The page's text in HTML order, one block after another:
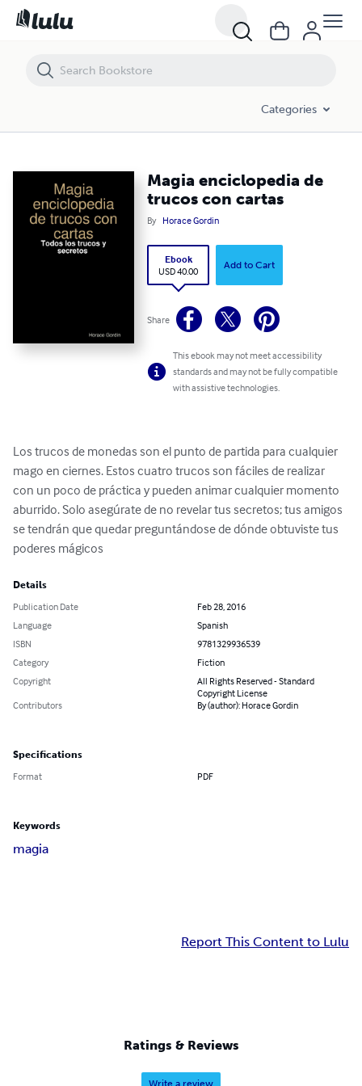
Categories
Magia enciclopedia de
trucos con cartas
By Horace Gordin
Ebook
USD 40.00
Add to Cart
Share
This ebook may not meet accessibility
standards and may not be fully compatible
with assistive technologies.
Los trucos de monedas son el punto de partida para cualquier
mago en ciernes. Estos cuatro trucos son fáciles de realizar
con un poco de práctica y pueden animar cualquier momento
aburrido. Solo asegúrate de no revelar tus secretos; tus amigos
se tendrán que quedar preguntándose de dónde obtuviste tus
poderes mágicos
Details
Publication Date
Feb 28, 2016
Language
Spanish
ISBN
9781329936539
Category
Fiction
Copyright
All Rights Reserved - Standard
Copyright License
Contributors
By (author): Horace Gordin
Specifications
Format PDF
Keywords
magia
Report This Content to Lulu
Ratings & Reviews
Write a review
Magia enciclopedia de trucos con cartas